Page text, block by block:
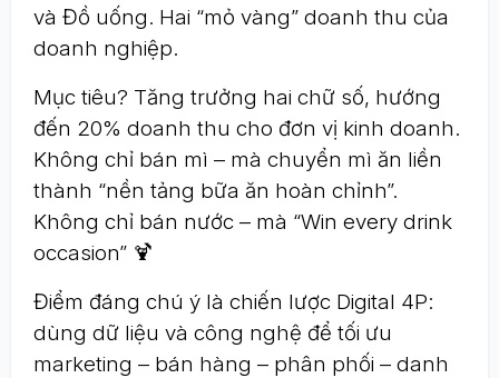
và Đồ uống. Hai “mỏ vàng” doanh thu của
doanh nghiệp.
Mục tiêu? Tăng trưởng hai chữ số, hướng
đến 20% doanh thu cho đơn vị kinh doanh.
Không chỉ bán mì – mà chuyển mì ăn liền
thành “nền tảng bữa ăn hoàn chỉnh”.
Không chỉ bán nước – mà “Win every drink
occasion” 🍹
Điểm đáng chú ý là chiến lược Digital 4P:
dùng dữ liệu và công nghệ để tối ưu
marketing – bán hàng – phân phối – danh